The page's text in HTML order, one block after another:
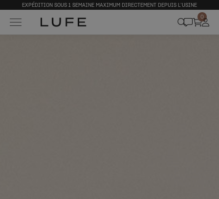
EXPÉDITION SOUS 1 SEMAINE MAXIMUM DIRECTEMENT DEPUIS L’USINE
0